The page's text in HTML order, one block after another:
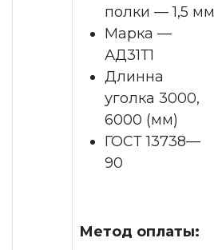
полки — 1,5 мм
Марка —
АД31Т1
Длинна
уголка 3000,
6000 (мм)
ГОСТ 13738—
90
Метод оплаты: